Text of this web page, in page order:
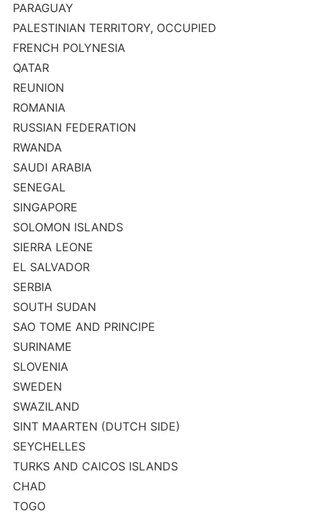
PARAGUAY
PALESTINIAN TERRITORY, OCCUPIED
FRENCH POLYNESIA
QATAR
REUNION
ROMANIA
RUSSIAN FEDERATION
RWANDA
SAUDI ARABIA
SENEGAL
SINGAPORE
SOLOMON ISLANDS
SIERRA LEONE
EL SALVADOR
SERBIA
SOUTH SUDAN
SAO TOME AND PRINCIPE
SURINAME
SLOVENIA
SWEDEN
SWAZILAND
SINT MAARTEN (DUTCH SIDE)
SEYCHELLES
TURKS AND CAICOS ISLANDS
CHAD
TOGO